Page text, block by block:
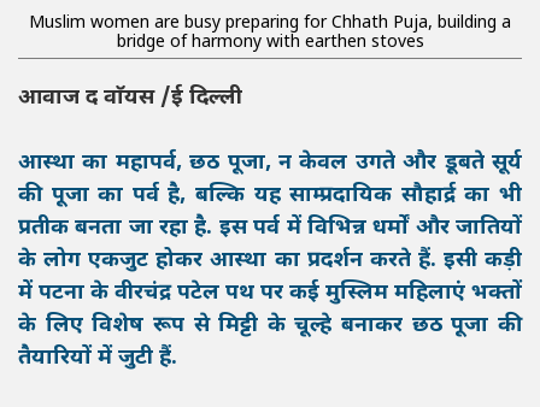
Muslim women are busy preparing for Chhath Puja, building a
bridge of harmony with earthen stoves
आवाज द वाॅयस /ई दिल्ली
आस्था का महापर्व, छठ पूजा, न केवल उगते और डूबते सूर्य
की पूजा का पर्व है, बल्कि यह साम्प्रदायिक सौहार्द्र का भी
प्रतीक बनता जा रहा है. इस पर्व में विभिन्न धर्मों और जातियों
के लोग एकजुट होकर आस्था का प्रदर्शन करते हैं. इसी कड़ी
में पटना के वीरचंद्र पटेल पथ पर कई मुस्लिम महिलाएं भक्तों
के लिए विशेष रूप से मिट्टी के चूल्हे बनाकर छठ पूजा की
तैयारियों में जुटी हैं.